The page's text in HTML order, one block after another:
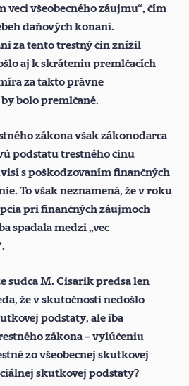
veci všeobecného záujmu“, čím
daňových konaní.
za tento trestný čin znížil
aj k skráteniu premlčacích
za takto právne
bolo premlčané.
zákona však zákonodarca
podstatu trestného činu
s poškodzovaním finančných
To však neznamená, že v roku
pri finančných záujmoch
spadala medzi „vec
sudca M. Cisarik predsa len
že v skutočnosti nedošlo
podstaty, ale iba
zákona – vylúčeniu
zo všeobecnej skutkovej
skutkovej podstaty?